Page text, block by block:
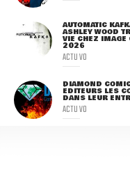
AUTOMATIC
ASHLEY WOOD
VIE CHEZ IMAGE
2026
ACTU VO
DIAMOND
ÉDITEURS LES
DANS LEUR
ACTU VO